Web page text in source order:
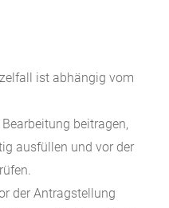
ist abhängig vom
beitragen,
ausfüllen und vor der
der Antragstellung